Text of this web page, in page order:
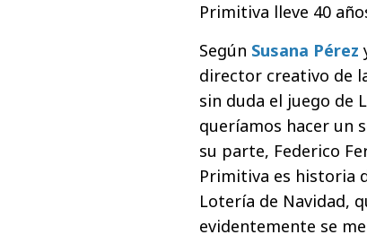
Primitiva lleve 40
Según Susana Pérez
director creativo de
sin duda el juego de
queríamos hacer un
su parte, Federico
Primitiva es historia
Lotería de Navidad,
evidentemente se